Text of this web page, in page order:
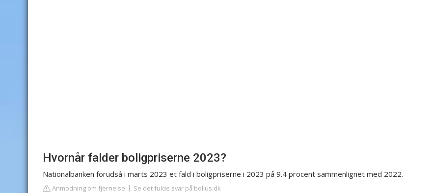
Hvornår falder boligpriserne 2023?
Nationalbanken forudså i marts 2023 et fald i boligpriserne i 2023 på 9.4 procent sammenlignet med 2022.
Anmodning om fjernelse Se det fulde svar på bolius.dk